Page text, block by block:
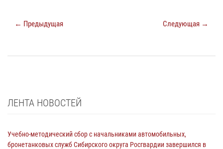
← Предыдущая Следующая →
ЛЕНТА НОВОСТЕЙ
Учебно-методический сбор с начальниками автомобильных,
бронетанковых служб Сибирского округа Росгвардии завершился в